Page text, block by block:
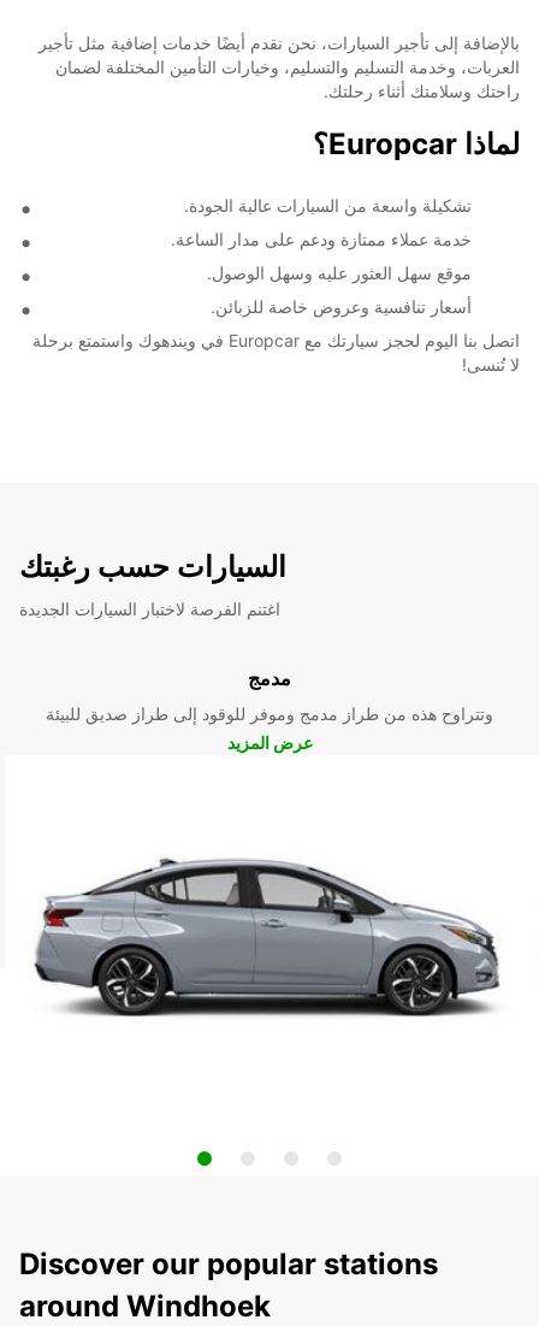
بالإضافة إلى تأجير السيارات، نحن نقدم أيضًا خدمات إضافية مثل تأجير
العربات، وخدمة التسليم والتسليم، وخيارات التأمين المختلفة لضمان
راحتك وسلامتك أثناء رحلتك.
لماذا Europcar؟
تشكيلة واسعة من السيارات عالية الجودة.
خدمة عملاء ممتازة ودعم على مدار الساعة.
موقع سهل العثور عليه وسهل الوصول.
أسعار تنافسية وعروض خاصة للزبائن.
اتصل بنا اليوم لحجز سيارتك مع Europcar في ويندهوك واستمتع برحلة
لا تُنسى!
السيارات حسب رغبتك
اغتنم الفرصة لاختبار السيارات الجديدة
مدمج
وتتراوح هذه من طراز مدمج وموفر للوقود إلى طراز صديق للبيئة
عرض المزيد
Discover our popular stations
around Windhoek